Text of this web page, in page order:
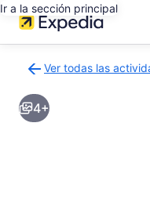
Ir a la sección principal
Ver todas las
a
la
página
4+